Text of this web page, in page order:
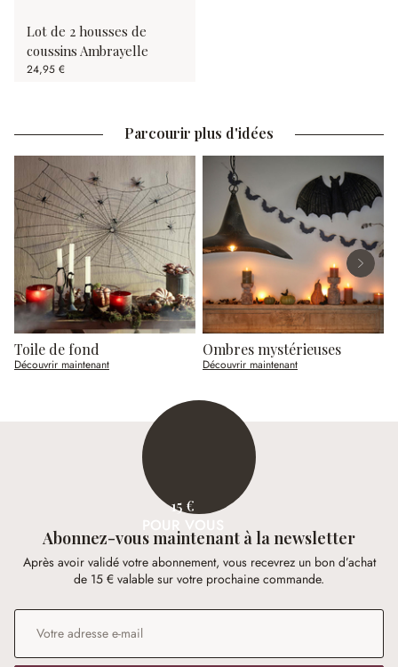
Lot de 2 housses de
coussins Ambrayelle
24,95 €
Parcourir plus d'idées
Toile de fond
Découvrir maintenant
Ombres mystérieuses
Découvrir maintenant
15 €
Abonnez-vous maintenant à la newsletter
Après avoir validé votre abonnement, vous recevrez un bon d’achat
de 15 € valable sur votre prochaine commande.
Adresse e-mail*